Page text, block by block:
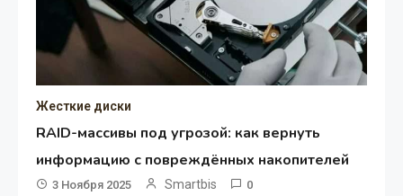
Жесткие диски
RAID-массивы под угрозой: как вернуть
информацию с повреждённых накопителей
3 Ноября 2025 Smartbis 0